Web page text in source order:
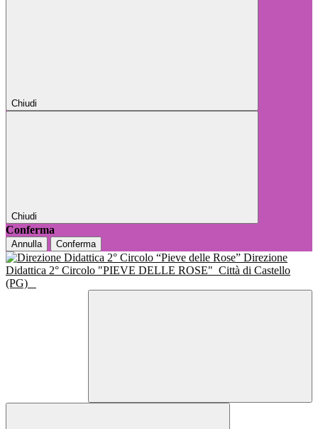
Chiudi
Chiudi
Conferma
Annulla Conferma
Direzione
Didattica 2° Circolo "PIEVE DELLE ROSE" Città di Castello
(PG)